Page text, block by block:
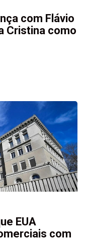
com Flávio
Cristina como
EUA
com